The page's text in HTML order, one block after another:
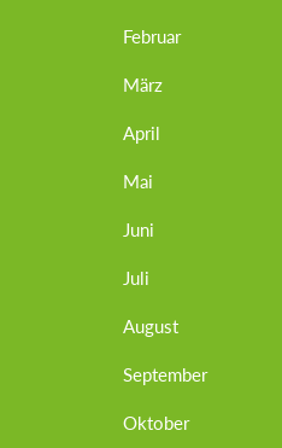
Februar
März
April
Mai
Juni
Juli
August
September
Oktober